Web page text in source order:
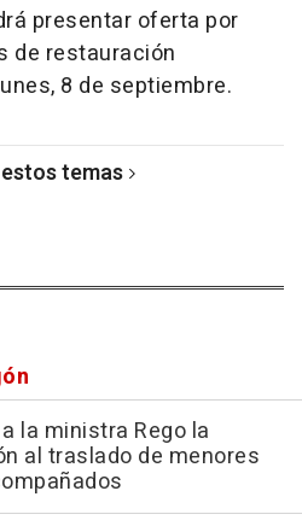
presentar oferta por
de restauración
8 de septiembre.
temas
la ministra Rego la
al traslado de menores